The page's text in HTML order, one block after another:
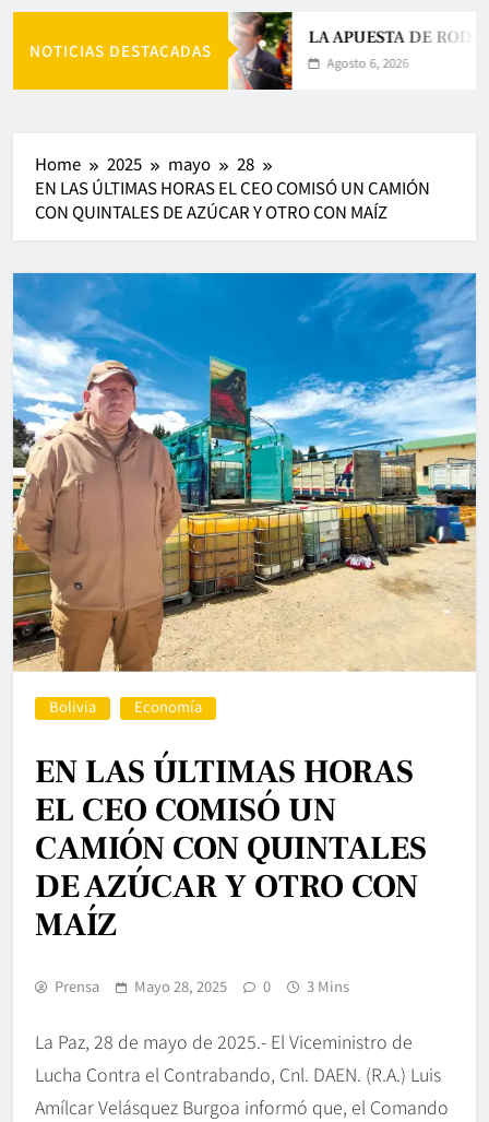
NOTICIAS DESTACADAS
LA APUESTA DE
Agosto 6, 2026
Home 2025 mayo
28
EN LAS ÚLTIMAS HORAS EL CEO COMISÓ UN CAMIÓN
CON QUINTALES DE AZÚCAR Y OTRO CON MAÍZ
Bolivia Economía
EN LAS ÚLTIMAS HORAS
EL CEO COMISÓ UN
CAMIÓN CON QUINTALES
DE AZÚCAR Y OTRO CON
MAÍZ
Prensa Mayo 28, 2025 0 3 Mins
La Paz, 28 de mayo de 2025.- El Viceministro de
Lucha Contra el Contrabando, Cnl. DAEN. (R.A.) Luis
Amílcar Velásquez Burgoa informó que, el Comando